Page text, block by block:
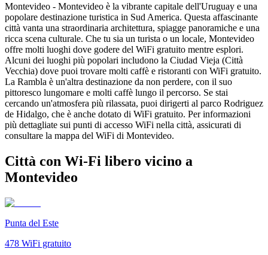
Montevideo - Montevideo è la vibrante capitale dell'Uruguay e una
popolare destinazione turistica in Sud America. Questa affascinante
città vanta una straordinaria architettura, spiagge panoramiche e una
ricca scena culturale. Che tu sia un turista o un locale, Montevideo
offre molti luoghi dove godere del WiFi gratuito mentre esplori.
Alcuni dei luoghi più popolari includono la Ciudad Vieja (Città
Vecchia) dove puoi trovare molti caffè e ristoranti con WiFi gratuito.
La Rambla è un'altra destinazione da non perdere, con il suo
pittoresco lungomare e molti caffè lungo il percorso. Se stai
cercando un'atmosfera più rilassata, puoi dirigerti al parco Rodriguez
de Hidalgo, che è anche dotato di WiFi gratuito. Per informazioni
più dettagliate sui punti di accesso WiFi nella città, assicurati di
consultare la mappa del WiFi di Montevideo.
Città con Wi-Fi libero vicino a
Montevideo
Punta del Este
478 WiFi gratuito